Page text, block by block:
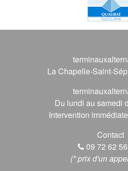
La Chapelle-Saint-
Du lundi au samedi
Intervention
Contact
09 72 62
(* prix d'un